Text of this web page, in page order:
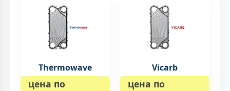
Thermowave
цена по
Vicarb
цена по